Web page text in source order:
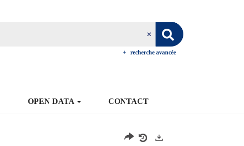
recherche avancée
OPEN DATA CONTACT